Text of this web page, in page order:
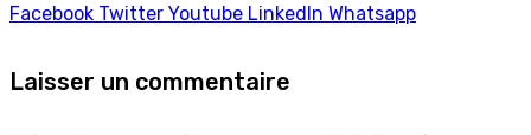
Facebook Twitter Youtube LinkedIn Whatsapp
Laisser un commentaire